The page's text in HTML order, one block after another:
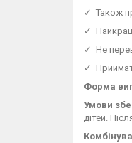
✓ Також
✓
✓ Не
✓
Форма
Умови
дітей.